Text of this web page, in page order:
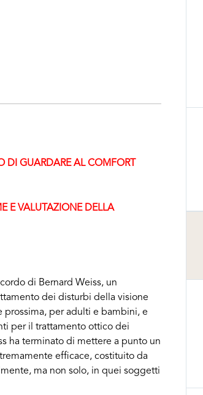
GUARDARE AL COMFORT
E VALUTAZIONE DELLA
di Bernard Weiss, un
dei disturbi della visione
per adulti e bambini, e
per il trattamento ottico dei
ha terminato di mettere a punto un
efficace, costituito da
ma non solo, in quei soggetti